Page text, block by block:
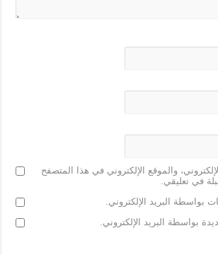
والموقع الإلكتروني في هذا المتصفح
في تعليقي.
بواسطة البريد الإلكتروني.
بواسطة البريد الإلكتروني.